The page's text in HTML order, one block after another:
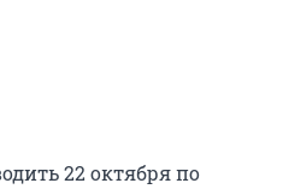
22 октября по